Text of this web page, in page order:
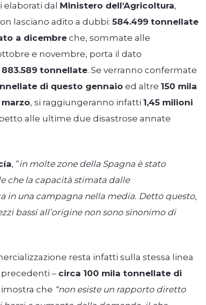
elaborati dal Ministero dell’Agricoltura,
lasciano adito a dubbi: 584.499 tonnellate
a dicembreche, sommate alle
e novembre, porta il dato
883.589 tonnellate. Se verranno confermate
di questo gennaio ed altre 150 mila
, si raggiungeranno infatti 1,45 milioni
alle ultime due disastrose annate
, “in molte zone della Spagna è stato
che la capacità stimata dalle
in una campagna nella media. Detto questo,
bassi all’origine non sono sinonimo di
resta infatti sulla stessa linea
– circa 100 mila tonnellate di
che “non esiste un rapporto diretto